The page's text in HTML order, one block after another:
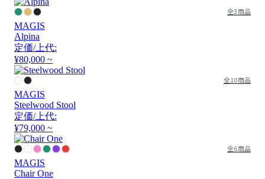
全3商品
MAGIS
Alpina
定価/上代:
¥80,000 ~
全10商品
MAGIS
Steelwood Stool
定価/上代:
¥79,000 ~
全6商品
MAGIS
Chair One